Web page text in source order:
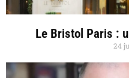
Le Bristol Paris :
24